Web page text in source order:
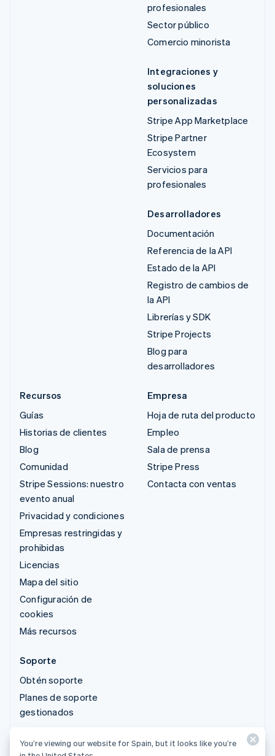
profesionales
Sector público
Comercio minorista
Integraciones y
soluciones
personalizadas
Stripe App Marketplace
Stripe Partner
Ecosystem
Servicios para
profesionales
Desarrolladores
Documentación
Referencia de la API
Estado de la API
Registro de cambios de
la API
Librerías y SDK
Stripe Projects
Blog para
desarrolladores
Recursos
Guías
Historias de clientes
Blog
Comunidad
Stripe Sessions: nuestro
evento anual
Privacidad y condiciones
Empresas restringidas y
prohibidas
Licencias
Mapa del sitio
Configuración de
cookies
Más recursos
Empresa
Hoja de ruta del producto
Empleo
Sala de prensa
Stripe Press
Contacta con ventas
Soporte
Obtén soporte
Planes de soporte
gestionados
© 2026 Stripe, LLC
You’re viewing our website for Spain, but it looks like you’re